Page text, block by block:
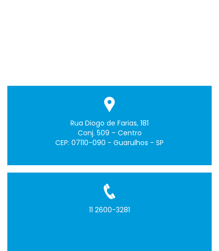
Rua Diogo de Farias, 181
Conj. 509 – Centro
CEP: 07110-090 - Guarulhos - SP
11 2600-3281